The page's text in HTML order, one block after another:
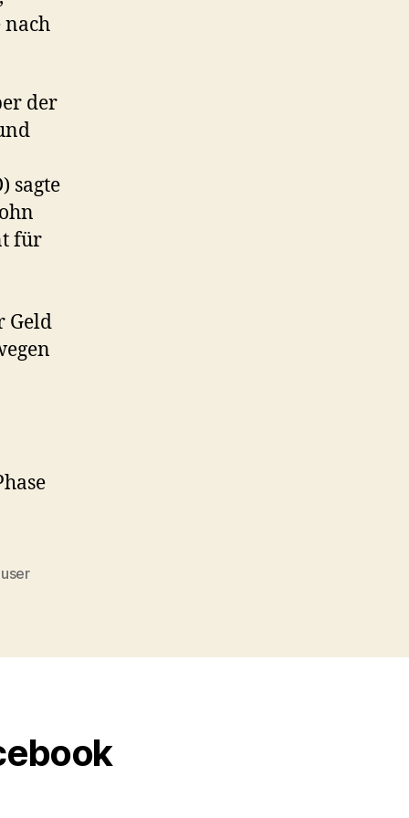
nach
der
sagte
für
Geld